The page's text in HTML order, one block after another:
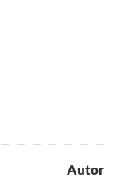
Autor